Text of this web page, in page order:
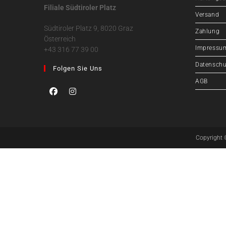
Filiale Südtiroler Platz
Südtiroler Platz 9, 8020 Graz
Österreich
+43 316 77 39 00
Folgen Sie Uns
Versand
Zahlung
AGB
Copyright